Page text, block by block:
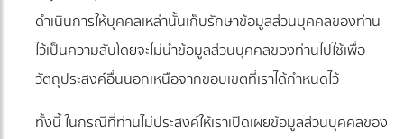
ดำเนินการให้บุคคลเหล่านั้นเก็บรักษาข้อมูลส่วนบุคคลของท่าน
ไว้เป็นความลับโดยจะไม่นำข้อมูลส่วนบุคคลของท่านไปใช้เพื่อ
วัตถุประสงค์อื่นนอกเหนือจากขอบเขตที่เราได้กำหนดไว้
ทั้งนี้ ในกรณีที่ท่านไม่ประสงค์ให้เราเปิดเผยข้อมูลส่วนบุคคลของ